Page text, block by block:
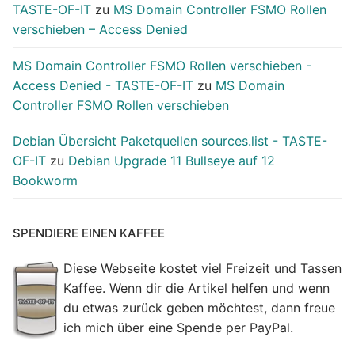
TASTE-OF-IT zu MS Domain Controller FSMO Rollen
verschieben – Access Denied
MS Domain Controller FSMO Rollen verschieben -
Access Denied - TASTE-OF-IT zu MS Domain
Controller FSMO Rollen verschieben
Debian Übersicht Paketquellen sources.list - TASTE-
OF-IT zu Debian Upgrade 11 Bullseye auf 12
Bookworm
SPENDIERE EINEN KAFFEE
Diese Webseite kostet viel Freizeit und Tassen
Kaffee. Wenn dir die Artikel helfen und wenn
du etwas zurück geben möchtest, dann freue
ich mich über eine Spende per PayPal.